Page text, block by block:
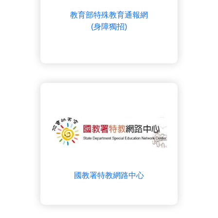
教育部特殊教育通報網
(身障獨招)
國教署特教網路中心